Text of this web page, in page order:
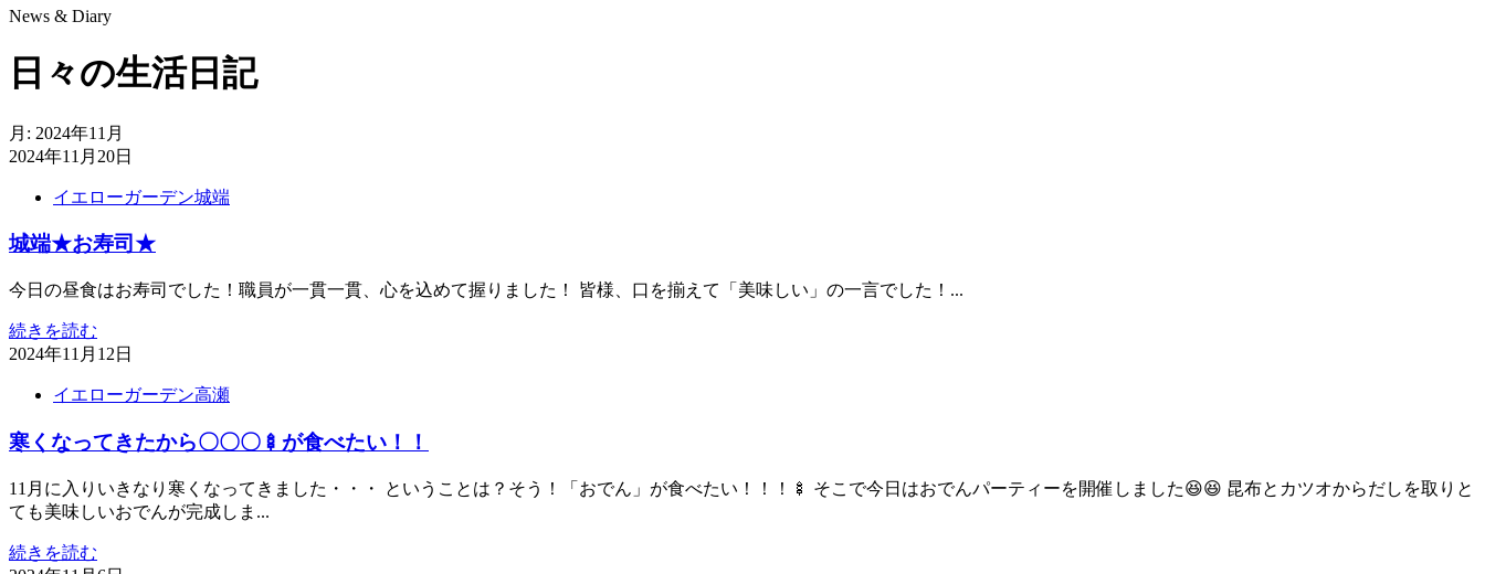
News & Diary
日々の生活日記
月: 2024年11月
2024年11月20日
イエローガーデン城端
城端★お寿司★
今日の昼食はお寿司でした！職員が一貫一貫、心を込めて握りました！ 皆様、口を揃えて「美味しい」の一言でした！...
続きを読む
2024年11月12日
イエローガーデン高瀬
寒くなってきたから〇〇〇🍢が食べたい！！
11月に入りいきなり寒くなってきました・・・ ということは？そう！「おでん」が食べたい！！！🍢 そこで今日はおでんパーティーを開催しました😆😆 昆布とカツオからだしを取りと
ても美味しいおでんが完成しま...
続きを読む